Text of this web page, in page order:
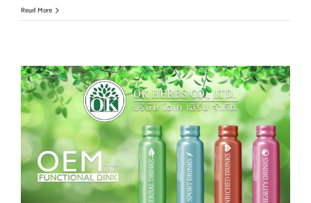
Read More